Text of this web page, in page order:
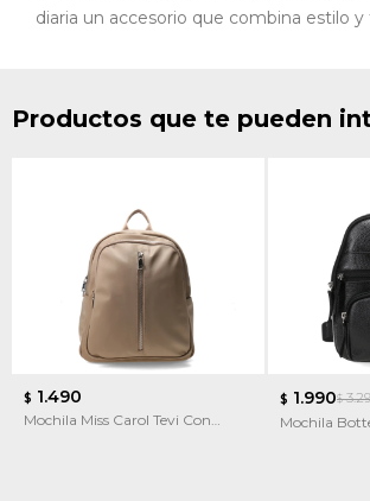
diaria un accesorio que combina estilo y
Productos que te pueden
$ 1.490
Mochila Miss Carol Tevi Con
$ 1.990$
Mochila